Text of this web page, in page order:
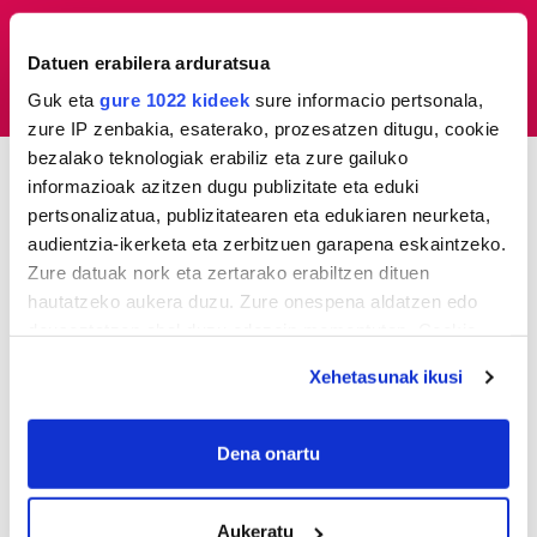
Datuen erabilera arduratsua
Guk eta gure 1022 kideek sure informacio pertsonala,
zure IP zenbakia, esaterako, prozesatzen ditugu, cookie
bezalako teknologiak erabiliz eta zure gailuko
informazioak azitzen dugu publizitate eta eduki
pertsonalizatua, publizitatearen eta edukiaren neurketa,
audientzia-ikerketa eta zerbitzuen garapena eskaintzeko.
Zure datuak nork eta zertarako erabiltzen dituen
hautatzeko aukera duzu. Zure onespena aldatzen edo
If you allow, we would also like to:
Collect information about your geographical
Xehetasunak ikusi
Dena onartu
Aukeratu
ESKAINTZAK
HEMEROTEKA
ELKARRIZKETAK
FUTBOLA